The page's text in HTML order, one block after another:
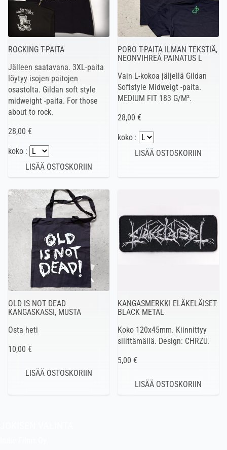
ROCKING T-PAITA
Jälleen saatavana. 3XL-paita
löytyy isojen paitojen
osastolta. Gildan soft style
midweight -paita. For those
about to rock.
28,00 €
koko :
PORO T-PAITA ILMAN TEKSTIÄ,
NEONVIHREÄ PAINATUS L
Vain L-kokoa jäljellä Gildan
Softstyle Midweigt -paita.
MEDIUM FIT 183 G/M².
28,00 €
koko :
OLD IS NOT DEAD
KANGASKASSI, MUSTA
Osta heti
10,00 €
KANGASMERKKI ELÄKELÄISET
BLACK METAL
Koko 120x45mm. Kiinnittyy
silittämällä. Design: CHRZU.
5,00 €